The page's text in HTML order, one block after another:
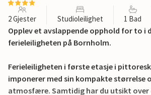
2 Gjester Studioleilighet 1 Bad
Opplev et avslappende opphold for to i
ferieleiligheten på Bornholm.
Ferieleiligheten i første etasje i
imponerer med sin kompakte størrelse
atmosfære. Samtidig har du utsikt